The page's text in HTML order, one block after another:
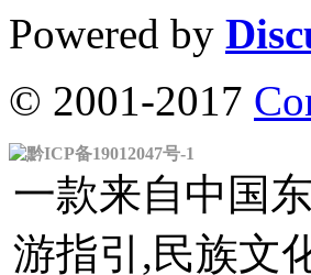
Powered by
© 2001-2017
黔ICP备19012047号-1
一款来自中国
游指引,民族文